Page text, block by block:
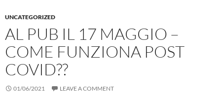
UNCATEGORIZED
AL PUB IL 17 MAGGIO –
COME FUNZIONA POST
COVID??
01/06/2021 LEAVE A COMMENT